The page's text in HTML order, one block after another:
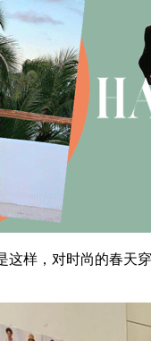
样，对时尚的春天穿